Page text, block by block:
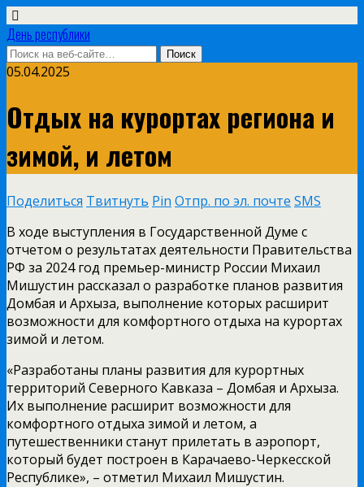
День республики
05.04.2025
Отдых на курортах региона и
зимой, и летом
Поделиться Твитнуть Pin Отпр. по эл. почте SMS
В ходе выступления в Государственной Думе с
отчетом о результатах деятельности Правительства
РФ за 2024 год премьер-министр России Михаил
Мишустин рассказал о разработке планов развития
Домбая и Архыза, выполнение которых расширит
возможности для комфортного отдыха на курортах
зимой и летом.
«Разработаны планы развития для курортных
территорий Северного Кавказа – Домбая и Архыза.
Их выполнение расширит возможности для
комфортного отдыха зимой и летом, а
путешественники станут прилетать в аэропорт,
который будет построен в Карачаево-Черкесской
Республике», – отметил Михаил Мишустин.